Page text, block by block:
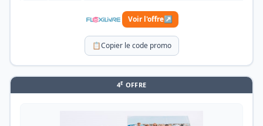
Voir l'offre↗
📋Copier le code promo
4E OFFRE